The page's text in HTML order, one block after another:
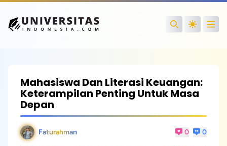
Search
Mahasiswa Dan Literasi Keuangan:
Keterampilan Penting Untuk Masa
Depan
Faturahman 0 0